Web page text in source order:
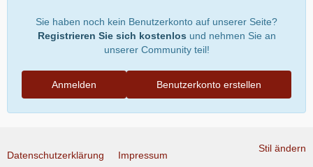
Sie haben noch kein Benutzerkonto auf unserer Seite?
Registrieren Sie sich kostenlos und nehmen Sie an
unserer Community teil!
Benutzerkonto erstellen
Anmelden
Stil ändern
Datenschutzerklärung Impressum